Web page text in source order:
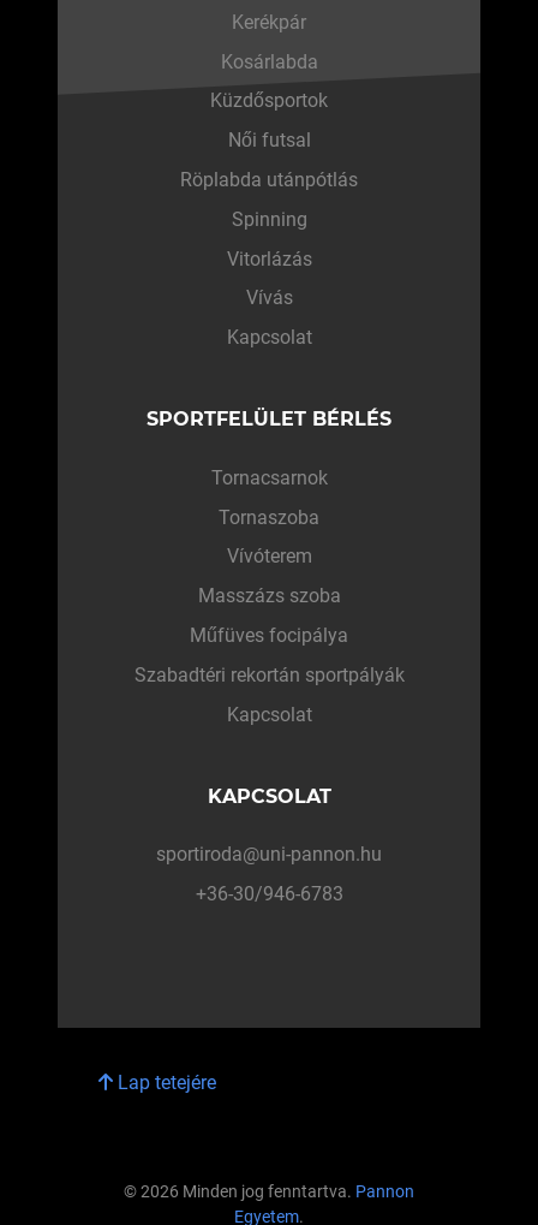
Kerékpár
Kosárlabda
Küzdősportok
Női futsal
Röplabda utánpótlás
Spinning
Vitorlázás
Vívás
Kapcsolat
SPORTFELÜLET BÉRLÉS
Tornacsarnok
Tornaszoba
Vívóterem
Masszázs szoba
Műfüves focipálya
Szabadtéri rekortán sportpályák
Kapcsolat
KAPCSOLAT
sportiroda@uni-pannon.hu
+36-30/946-6783
Lap tetejére
© 2026 Minden jog fenntartva. Pannon
Egyetem.